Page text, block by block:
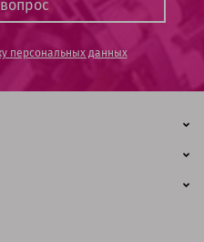
персональных данных